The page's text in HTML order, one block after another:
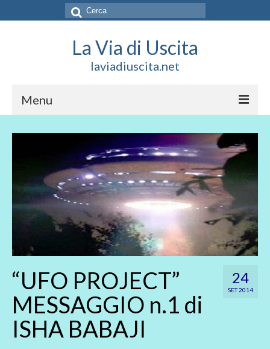
Cerca:
La Via di Uscita
laviadiuscita.net
Menu
HOME
CHI SIAMO
SOCIAL
SOSTIENICI
CONTATTI
24
SET 2014
“UFO PROJECT”
MESSAGGIO n.1 di
ISHA BABAJI